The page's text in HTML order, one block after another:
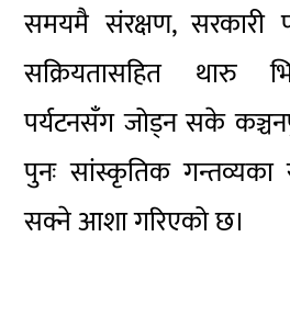
समयमै संरक्षण, सरकारी
सक्रियतासहित थारु
पर्यटनसँग जोड्न सके
पुनः सांस्कृतिक
सक्ने आशा गरिएको छ।